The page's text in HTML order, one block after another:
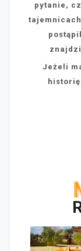
pytanie,
Jeżeli